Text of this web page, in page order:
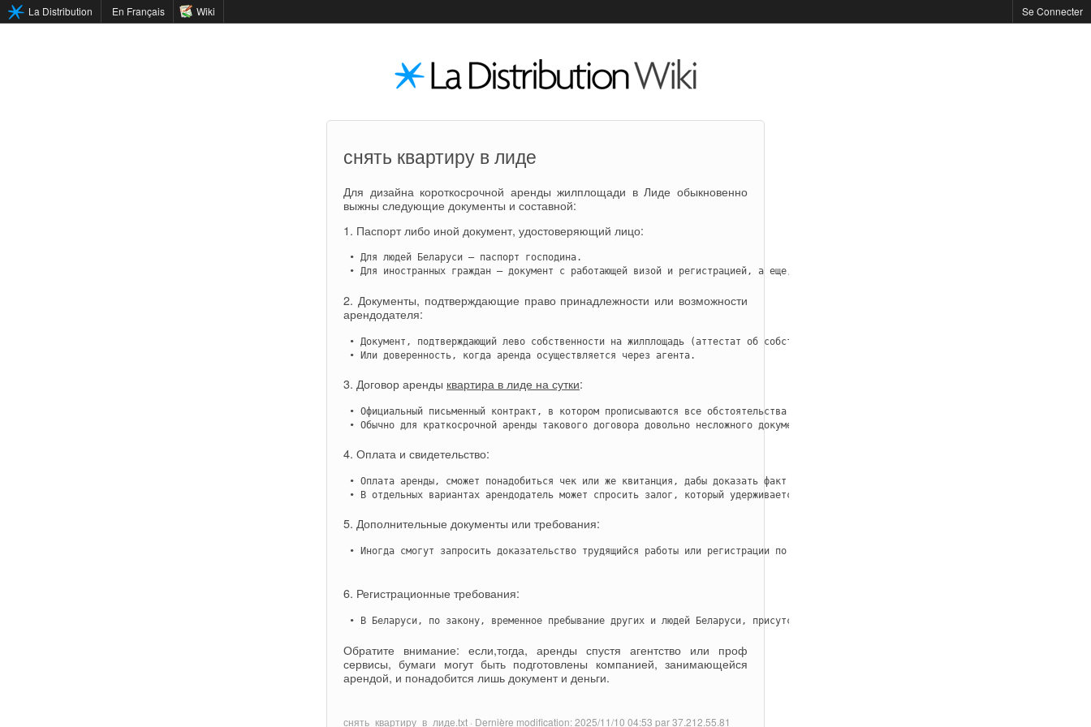
La Distribution En Français Wiki Se Connecter
снять квартиру в лиде
Для дизайна короткосрочной аренды жилплощади в Лиде обыкновенно
выжны следующие документы и составной:
1. Паспорт либо иной документ, удостоверяющий лицо:
• Для людей Беларуси — паспорт господина.
• Для иностранных граждан — документ с работающей визой и регистрацией, а еще, вероятно, добавочные бумаги, подтверждающие право
2. Документы, подтверждающие право принадлежности или возможности
арендодателя:
• Документ, подтверждающий лево собственности на жилплощадь (аттестат об собственности, контракт купли-продажи или же
• Или доверенность, когда аренда осуществляется через агента.
3. Договор аренды квартира в лиде на сутки:
• Официальный письменный контракт, в котором прописываются все обстоятельства аренды: дата заезда и выезда, цена, распорядок
• Обычно для краткосрочной аренды такового договора довольно несложного документа, хотя его присутствие непременно.
4. Оплата и свидетельство:
• Оплата аренды, сможет понадобиться чек или же квитанция, дабы доказать факт оплаты.
• В отдельных вариантах арендодатель может спросить залог, который удерживается и возвращается последствии выезда при отсутствии
5. Дополнительные документы или требования:
• Иногда смогут запросить доказательство трудящийся работы или регистрации по пространству жительства, очень случае есть
6. Регистрационные требования:
• В Беларуси, по закону, временное пребывание других и людей Беларуси, присутствующих в отелях или же арендуемых квартирах,
Обратите внимание: если,тогда, аренды спустя агентство или проф
сервисы, бумаги могут быть подготовлены компанией, занимающейся
арендой, и понадобится лишь документ и деньги.
снять_квартиру_в_лиде.txt · Dernière modification: 2025/11/10 04:53 par 37.212.55.81